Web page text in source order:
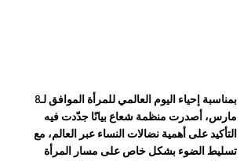
مارس، أصدرت منظمة شعاع بيانًا جدّدت فيه
التأكيد على أهمية نضالات النساء عبر العالم، مع
تسليط الضوء بشكل خاص على مسار المرأة